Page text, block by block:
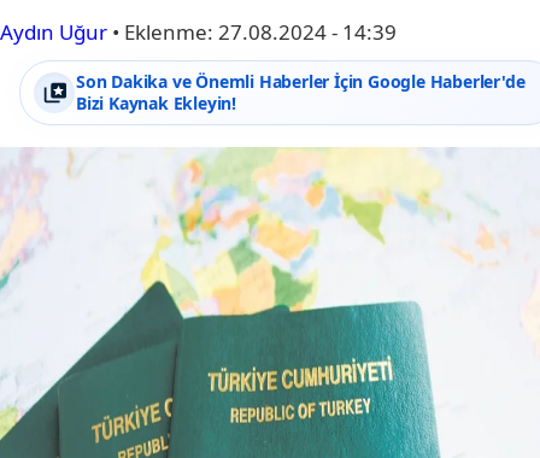
Aydın Uğur • Eklenme: 27.08.2024 - 14:39
Son Dakika ve Önemli Haberler İçin Google Haberler'de
Bizi Kaynak Ekleyin!